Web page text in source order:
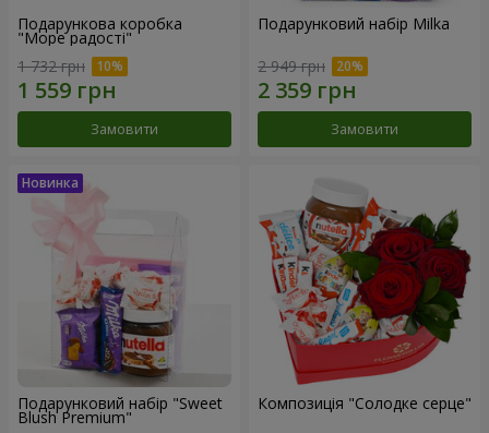
Подарункова коробка
"Море радості"
1 732 грн
Замовити
Подарунковий набір Milka
2 949 грн
Замовити
Подарунковий набір "Sweet
Blush Premium"
Композиція "Солодке серце"